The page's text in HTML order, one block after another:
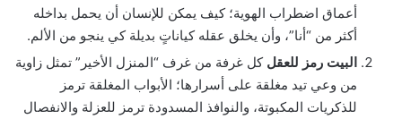
أعماق اضطراب الهوية؛ كيف يمكن للإنسان أن يحمل بداخله
أكثر من “أنا”، وأن يخلق عقله كياناتٍ بديلة كي ينجو من الألم.
البيت رمز للعقلكل غرفة من غرف “المنزل الأخير” تمثل زاوية
من وعي تيد مغلقة على أسرارها؛ الأبواب المغلقة ترمز
للذكريات المكبوتة، والنوافذ المسدودة ترمز للعزلة والانفصال